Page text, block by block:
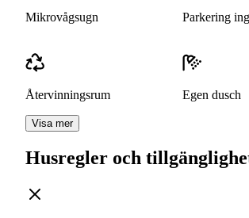
Mikrovågsugn Parkering
Återvinningsrum Egen dusch
Visa mer
Husregler och